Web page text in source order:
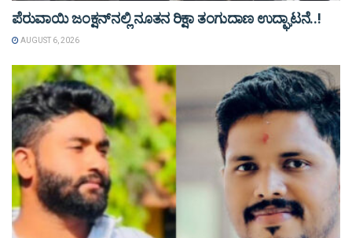
ಪೆರುವಾಯಿ ಜಂಕ್ಷನ್‌ನಲ್ಲಿ ನೂತನ ರಿಕ್ಷಾ ತಂಗುದಾಣ ಉದ್ಘಾಟನೆ..!
AUGUST 6, 2026